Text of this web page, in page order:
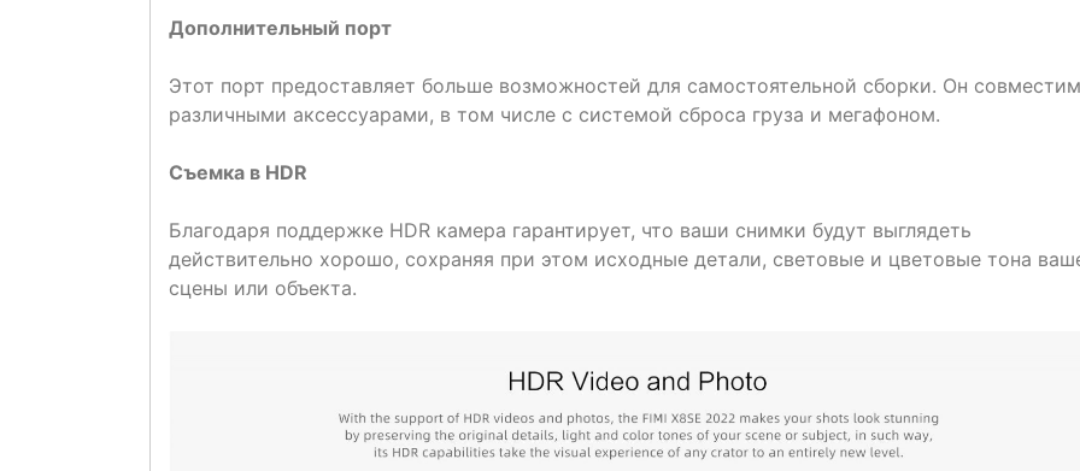
Дополнительный порт
Этот порт предоставляет больше возможностей для самостоятельной сборки. Он
различными аксессуарами, в том числе с системой сброса груза и мегафоном.
Съемка в HDR
Благодаря поддержке HDR камера гарантирует, что ваши снимки будут выглядеть
действительно хорошо, сохраняя при этом исходные детали, световые и цветовые тона
сцены или объекта.